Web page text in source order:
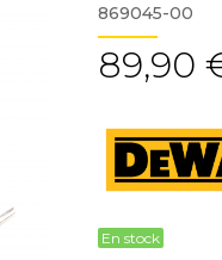
869045-00
89,90
En stock